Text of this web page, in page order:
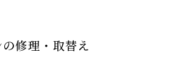
修理・取替え